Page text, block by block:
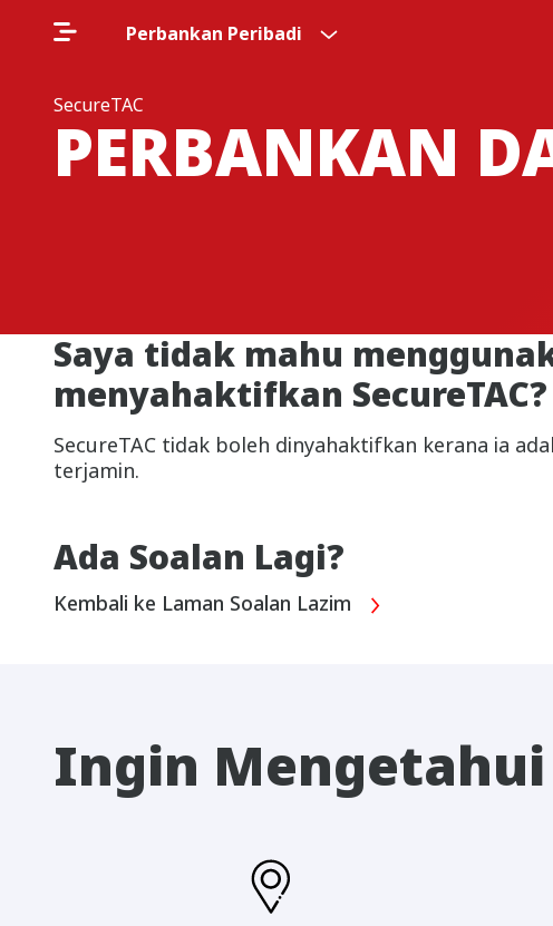
Perbankan Peribadi
SecureTAC
PERBANKAN
Saya tidak mahu
menyahaktifkan SecureTAC?
SecureTAC tidak boleh dinyahaktifkan kerana ia
terjamin.
Ada Soalan Lagi?
Kembali ke Laman Soalan Lazim
Ingin